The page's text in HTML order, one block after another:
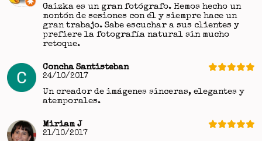
Gaizka es un gran fotógrafo. Hemos hecho un
montón de sesiones con él y siempre hace un
gran trabajo. Sabe escuchar a sus clientes y
prefiere la fotografía natural sin mucho
retoque.
Concha Santisteban
24/10/2017
Un creador de imágenes sinceras, elegantes y
atemporales.
Miriam J
21/10/2017